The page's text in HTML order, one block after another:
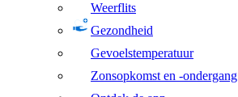
Weerflits
Gezondheid
Gevoelstemperatuur
Zonsopkomst en -ondergang